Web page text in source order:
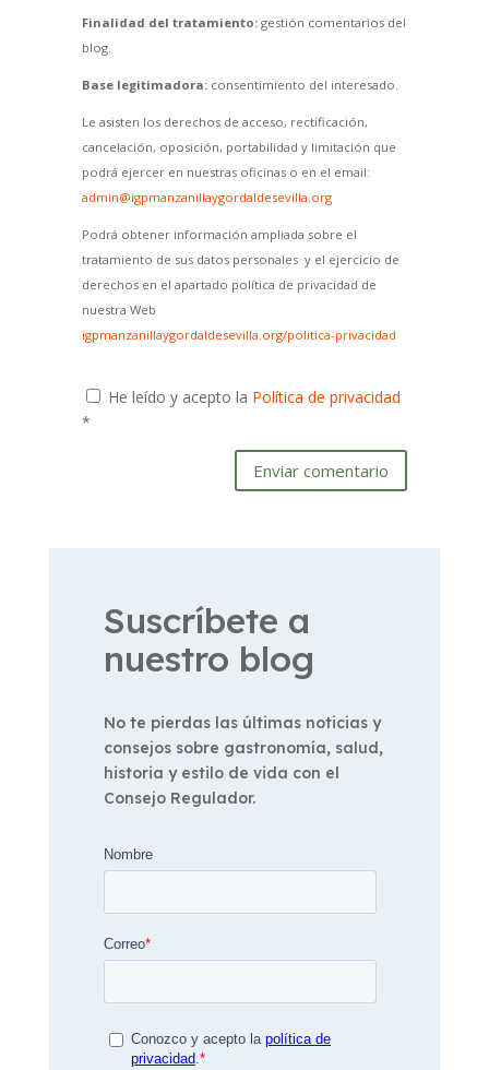
Finalidad del tratamiento:gestión comentarios del
blog.
Base legitimadora:consentimiento del interesado.
Le asisten los derechos de acceso, rectificación,
cancelación, oposición, portabilidad y limitación que
podrá ejercer en nuestras oficinas o en el email:
admin@igpmanzanillaygordaldesevilla.org
Podrá obtener información ampliada sobre el
tratamiento de sus datos personales y el ejercicio de
derechos en el apartado política de privacidad de
nuestra Web
igpmanzanillaygordaldesevilla.org/politica-privacidad
He leído y acepto la Política de privacidad
*
Enviar comentario
Suscríbete a
nuestro blog
No te pierdas las últimas noticias y
consejos sobre gastronomía, salud,
historia y estilo de vida con el
Consejo Regulador.